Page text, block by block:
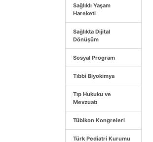
Sağlıklı Yaşam
Hareketi
Sağlıkta Dijital
Dönüşüm
Sosyal Program
Tıbbi Biyokimya
Tıp Hukuku ve
Mevzuatı
Tübikon Kongreleri
Türk Pediatri Kurumu